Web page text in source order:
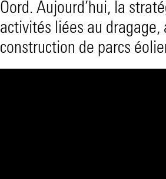
Oord. Aujourd’hui, la
activités liées au
construction de parcs